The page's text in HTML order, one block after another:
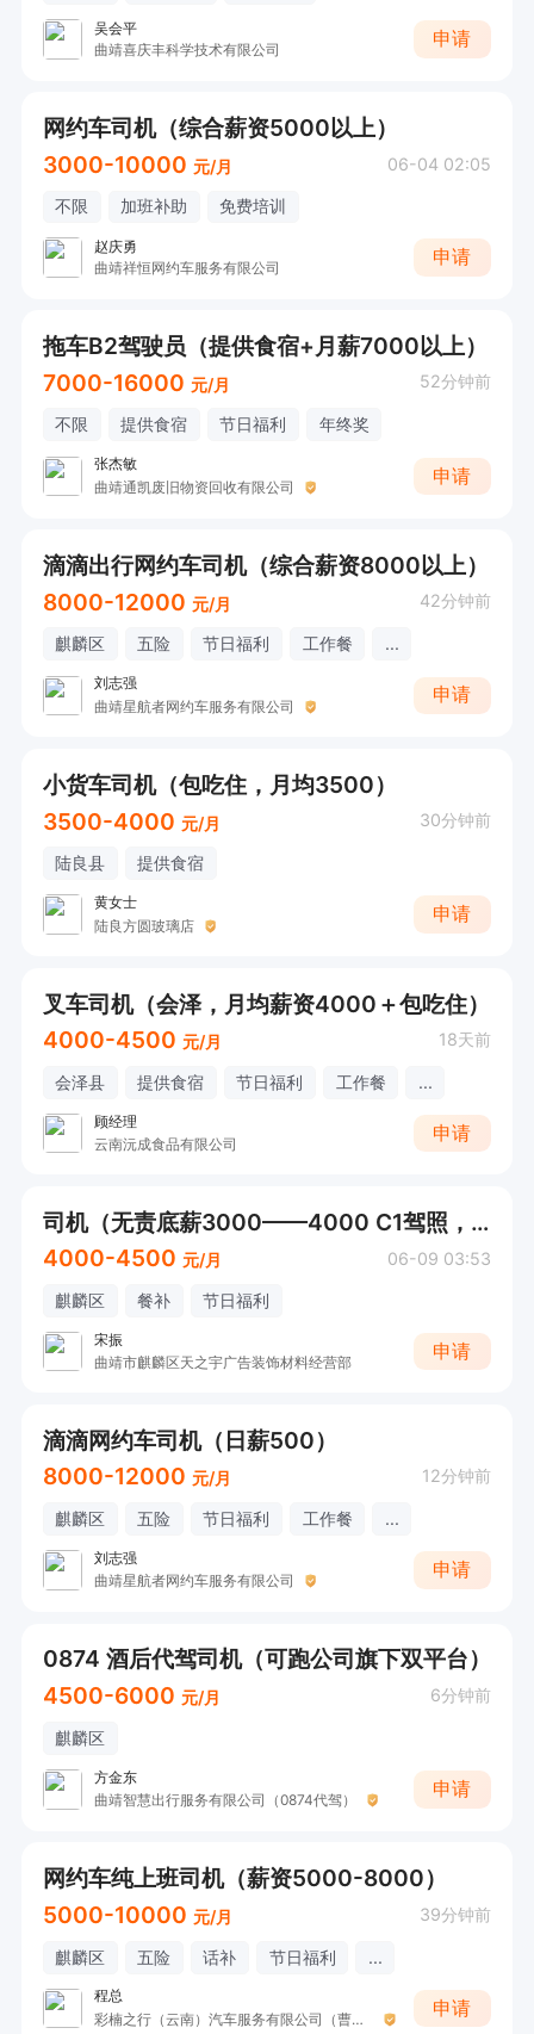
吴会平
曲靖喜庆丰科学技术有限公司
申请
网约车司机（综合薪资5000以上）
3000-10000 元/月 06-04 02:05
不限 加班补助 免费培训
赵庆勇
曲靖祥恒网约车服务有限公司
申请
拖车B2驾驶员（提供食宿+月薪7000以上）
7000-16000 元/月 52分钟前
不限 提供食宿 节日福利 年终奖
张杰敏
曲靖通凯废旧物资回收有限公司
申请
滴滴出行网约车司机（综合薪资8000以上）
8000-12000 元/月 42分钟前
麒麟区 五险 节日福利 工作餐 ...
刘志强
曲靖星航者网约车服务有限公司
申请
小货车司机（包吃住，月均3500）
3500-4000 元/月 30分钟前
陆良县 提供食宿
黄女士
陆良方圆玻璃店
申请
叉车司机（会泽，月均薪资4000＋包吃住）
4000-4500 元/月 18天前
会泽县 提供食宿 节日福利 工作餐 ...
顾经理
云南沅成食品有限公司
申请
司机（无责底薪3000——4000 C1驾照，五年驾龄）
4000-4500 元/月 06-09 03:53
麒麟区 餐补 节日福利
宋振
曲靖市麒麟区天之宇广告装饰材料经营部
申请
滴滴网约车司机（日薪500）
8000-12000 元/月 12分钟前
麒麟区 五险 节日福利 工作餐 ...
刘志强
曲靖星航者网约车服务有限公司
申请
0874 酒后代驾司机（可跑公司旗下双平台）
4500-6000 元/月 6分钟前
麒麟区
方金东
曲靖智慧出行服务有限公司（0874代驾）
申请
网约车纯上班司机（薪资5000-8000）
5000-10000 元/月 39分钟前
麒麟区 五险 话补 节日福利 ...
程总
彩楠之行（云南）汽车服务有限公司（曹操出行曲靖运营中心）
申请